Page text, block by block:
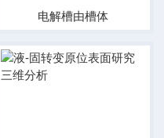
电解槽由槽体